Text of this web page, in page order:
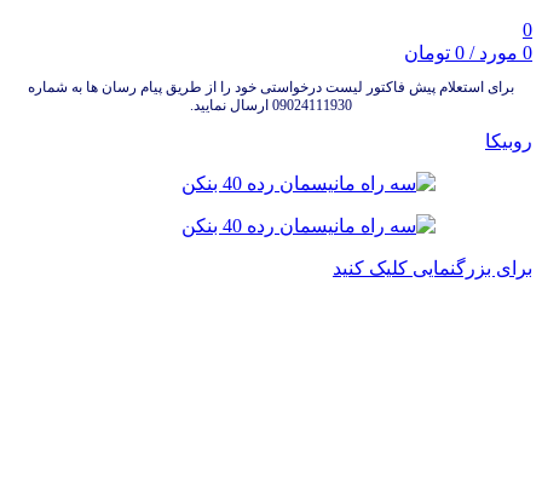
0
0 مورد /
0 تومان
برای استعلام پیش فاکتور لیست درخواستی خود را از طریق پیام رسان ها به شماره
09024111930 ارسال نمایید.
روبیکا
برای بزرگنمایی کلیک کنید